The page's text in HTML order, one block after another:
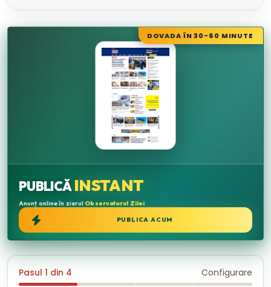
DOVADA ÎN 30-60 MINUTE
PUBLICĂINSTANT
Anunț online în ziarul Observatorul Zilei
PUBLICA ACUM
Pasul 1 din 4 Configurare